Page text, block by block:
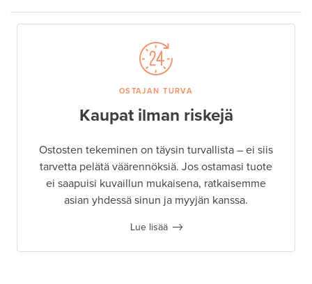
OSTAJAN TURVA
Kaupat ilman riskejä
Ostosten tekeminen on täysin turvallista – ei siis
tarvetta pelätä väärennöksiä. Jos ostamasi tuote
ei saapuisi kuvaillun mukaisena, ratkaisemme
asian yhdessä sinun ja myyjän kanssa.
Lue lisää